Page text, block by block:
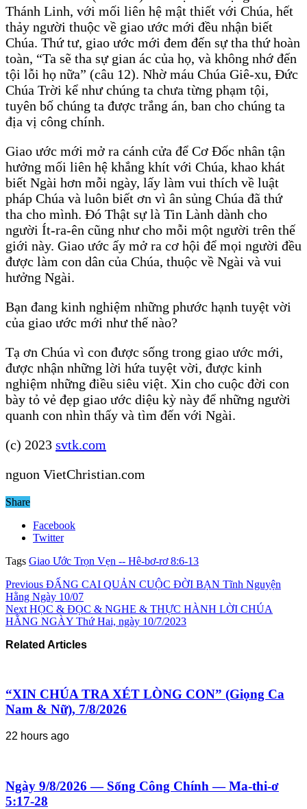
Thánh Linh, với mối liên hệ mật thiết với Chúa, hết
thảy người thuộc về giao ước mới đều nhận biết
Chúa. Thứ tư, giao ước mới đem đến sự tha thứ hoàn
toàn, “Ta sẽ tha sự gian ác của họ, và không nhớ đến
tội lỗi họ nữa” (câu 12). Nhờ máu Chúa Giê-xu, Đức
Chúa Trời kể như chúng ta chưa từng phạm tội,
tuyên bố chúng ta được trắng án, ban cho chúng ta
địa vị công chính.
Giao ước mới mở ra cánh cửa để Cơ Đốc nhân tận
hưởng mối liên hệ khắng khít với Chúa, khao khát
biết Ngài hơn mỗi ngày, lấy làm vui thích về luật
pháp Chúa và luôn biết ơn vì ân sủng Chúa đã thứ
tha cho mình. Đó Thật sự là Tin Lành dành cho
người Ít-ra-ên cũng như cho mỗi một người trên thế
giới này. Giao ước ấy mở ra cơ hội để mọi người đều
được làm con dân của Chúa, thuộc về Ngài và vui
hưởng Ngài.
Bạn đang kinh nghiệm những phước hạnh tuyệt vời
của giao ước mới như thế nào?
Tạ ơn Chúa vì con được sống trong giao ước mới,
được nhận những lời hứa tuyệt vời, được kinh
nghiệm những điều siêu việt. Xin cho cuộc đời con
bày tỏ vẻ đẹp giao ước diệu kỳ này để những người
quanh con nhìn thấy và tìm đến với Ngài.
(c) 2023 svtk.com
nguon VietChristian.com
Share
Facebook
Twitter
Tags Giao Ước Trọn Vẹn -- Hê-bơ-rơ 8:6-13
Previous ĐẤNG CAI QUẢN CUỘC ĐỜI BẠN Tĩnh Nguyện
Hằng Ngày 10/07
Next HỌC & ĐỌC & NGHE & THỰC HÀNH LỜI CHÚA
HẰNG NGÀY Thứ Hai, ngày 10/7/2023
Related Articles
“XIN CHÚA TRA XÉT LÒNG CON” (Giọng Ca
Nam & Nữ), 7/8/2026
22 hours ago
Ngày 9/8/2026 — Sống Công Chính — Ma-thi-ơ
5:17-28